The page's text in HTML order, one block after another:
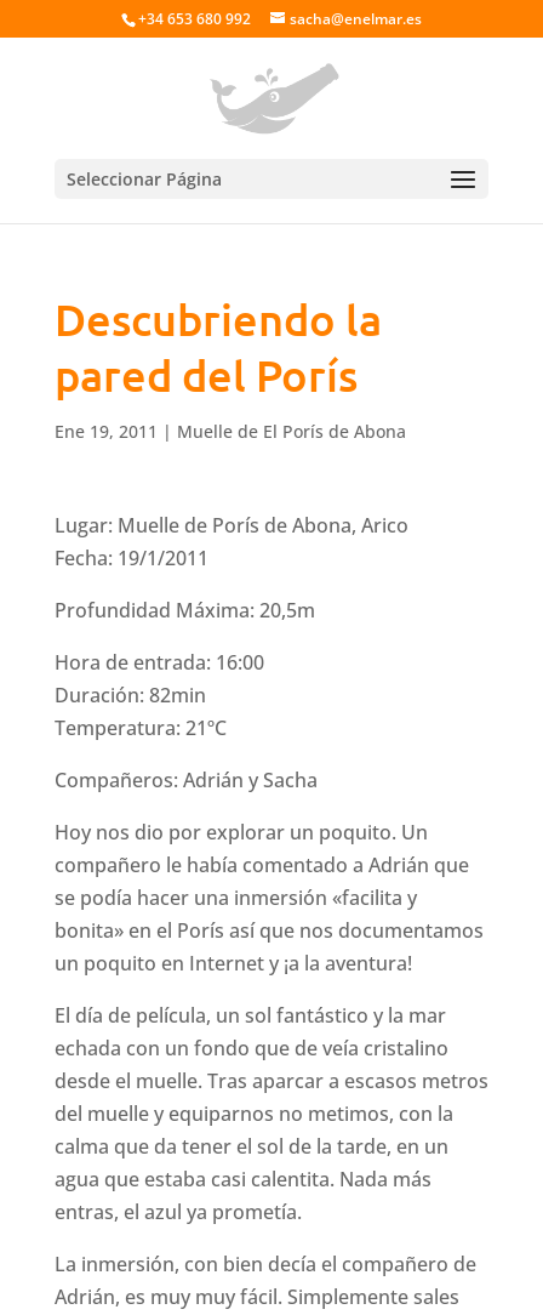
+34 653 680 992 sacha@enelmar.es
Seleccionar Página
Descubriendo la
pared del Porís
Ene 19, 2011 | Muelle de El Porís de Abona
Lugar: Muelle de Porís de Abona, Arico
Fecha: 19/1/2011
Profundidad Máxima: 20,5m
Hora de entrada: 16:00
Duración: 82min
Temperatura: 21ºC
Compañeros: Adrián y Sacha
Hoy nos dio por explorar un poquito. Un
compañero le había comentado a Adrián que
se podía hacer una inmersión «facilita y
bonita» en el Porís así que nos documentamos
un poquito en Internet y ¡a la aventura!
El día de película, un sol fantástico y la mar
echada con un fondo que de veía cristalino
desde el muelle. Tras aparcar a escasos metros
del muelle y equiparnos no metimos, con la
calma que da tener el sol de la tarde, en un
agua que estaba casi calentita. Nada más
entras, el azul ya prometía.
La inmersión, con bien decía el compañero de
Adrián, es muy muy fácil. Simplemente sales